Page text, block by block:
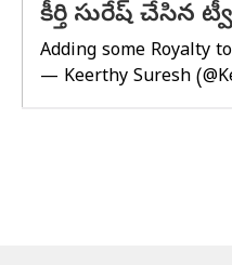
కీర్తి సురేష్ చేసిన
Adding some Royalty
— Keerthy Suresh